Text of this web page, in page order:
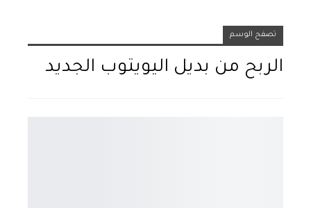
تصفح الوسم
الربح من بديل اليويتوب الجديد